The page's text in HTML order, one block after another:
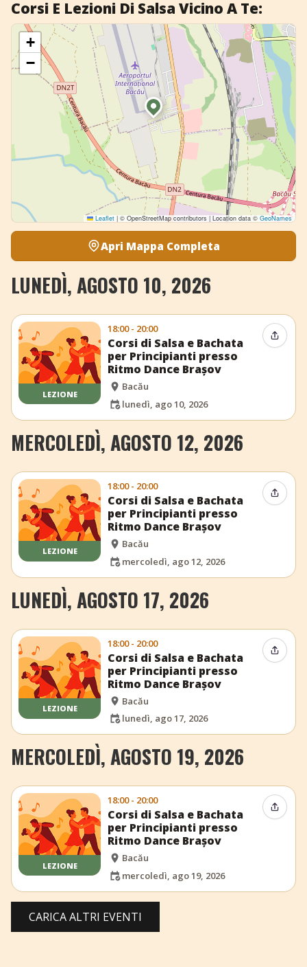
+ Aggiungi evento
Corsi E Lezioni Di Salsa Vicino A Te:
+
−
Leaflet |© OpenStreetMap contributors | Location data ©GeoNames
Apri Mappa Completa
LUNEDÌ, AGOSTO 10, 2026
LEZIONE
18:00 - 20:00
Corsi di Salsa e Bachata
per Principianti presso
Ritmo Dance Brașov
Bacău
lunedì, ago 10, 2026
MERCOLEDÌ, AGOSTO 12, 2026
LEZIONE
18:00 - 20:00
Corsi di Salsa e Bachata
per Principianti presso
Ritmo Dance Brașov
Bacău
mercoledì, ago 12, 2026
LUNEDÌ, AGOSTO 17, 2026
LEZIONE
18:00 - 20:00
Corsi di Salsa e Bachata
per Principianti presso
Ritmo Dance Brașov
Bacău
lunedì, ago 17, 2026
MERCOLEDÌ, AGOSTO 19, 2026
LEZIONE
18:00 - 20:00
Corsi di Salsa e Bachata
per Principianti presso
Ritmo Dance Brașov
Bacău
mercoledì, ago 19, 2026
CARICA ALTRI EVENTI